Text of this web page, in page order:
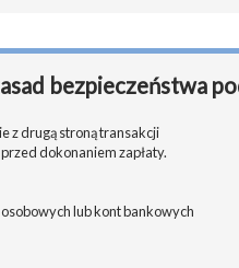
bezpieczeństwa
z drugą stroną transakcji
dokonaniem zapłaty.
lub kont bankowych